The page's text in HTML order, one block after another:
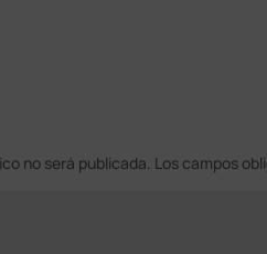
no será publicada. Los campos